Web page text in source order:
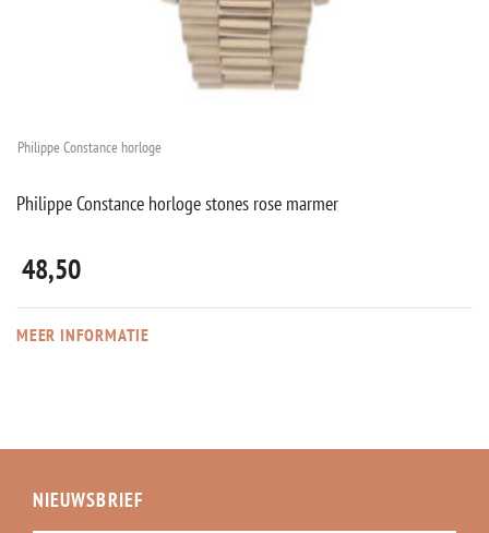
Philippe Constance horloge
Philippe Constance horloge stones rose marmer
48,50
MEER INFORMATIE
NIEUWSBRIEF